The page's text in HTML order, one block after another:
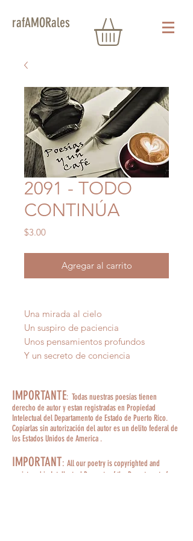
rafAMORales
2091 - TODO
CONTINÚA
$3.00Precio
Agregar al carrito
Una mirada al cielo
Un suspiro de paciencia
Unos pensamientos profundos
Y un secreto de conciencia
IMPORTANTE: Todas nuestras poesías tienen
derecho de autor y estan registradas en Propiedad
Intelectual del Departamento de Estado de Puerto Rico.
Copiarlas sin autorización del autor es un delito federal de
los Estados Unidos de America .
IMPORTANT: All our poetry is copyrighted and
registered in Intellectual Property of the Department of